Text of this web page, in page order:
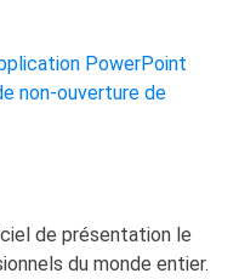
PowerPoint
non-ouverture de
de présentation le
du monde entier.